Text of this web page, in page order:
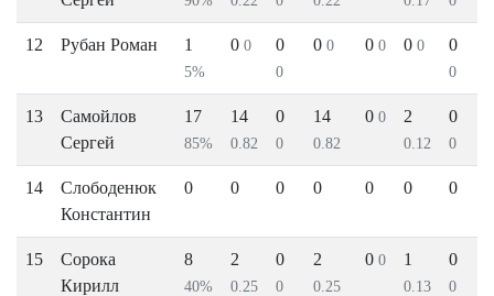
12 Рубан Роман 1
5%
0 0 0
0
0 0 0 0 0 0 0
0
13
Самойлов
Сергей
17
85%
14
0.82
0
0
14
0.82
0 0 2
0.12
0
0
14
Слободенюк
Константин
0 0 0 0 0 0 0
15
Сорока
Кирилл
8
40%
2
0.25
0
0
2
0.25
0 0 1
0.13
0
0